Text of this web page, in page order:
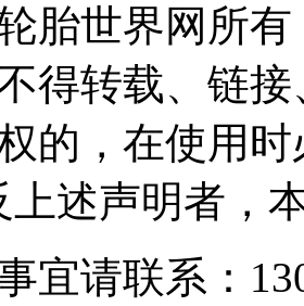
胎世界网所
得转载、链
的，在使用
上述声明者，
宜请联系：